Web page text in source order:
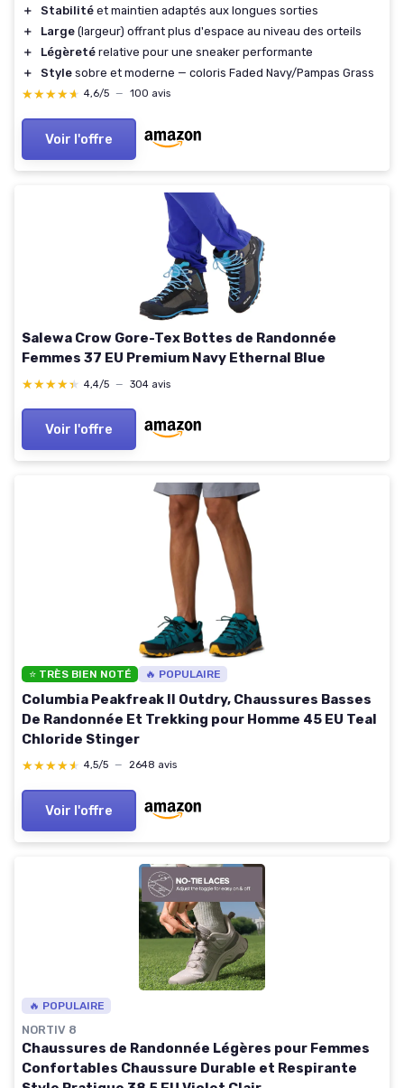
＋
Stabilité et maintien adaptés aux longues sorties
＋
Large (largeur) offrant plus d'espace au niveau des orteils
＋
Légèreté relative pour une sneaker performante
＋
Style sobre et moderne — coloris Faded Navy/Pampas Grass
★★★★★
★★★★★ 4,6/5 — 100 avis
Voir l'offre
Salewa Crow Gore-Tex Bottes de Randonnée
Femmes 37 EU Premium Navy Ethernal Blue
★★★★★
★★★★★ 4,4/5 — 304 avis
Voir l'offre
⭐ TRÈS BIEN NOTÉ 🔥 POPULAIRE
Columbia Peakfreak II Outdry, Chaussures Basses
De Randonnée Et Trekking pour Homme 45 EU Teal
Chloride Stinger
★★★★★
★★★★★ 4,5/5 — 2648 avis
Voir l'offre
🔥 POPULAIRE
NORTIV 8
Chaussures de Randonnée Légères pour Femmes
Confortables Chaussure Durable et Respirante